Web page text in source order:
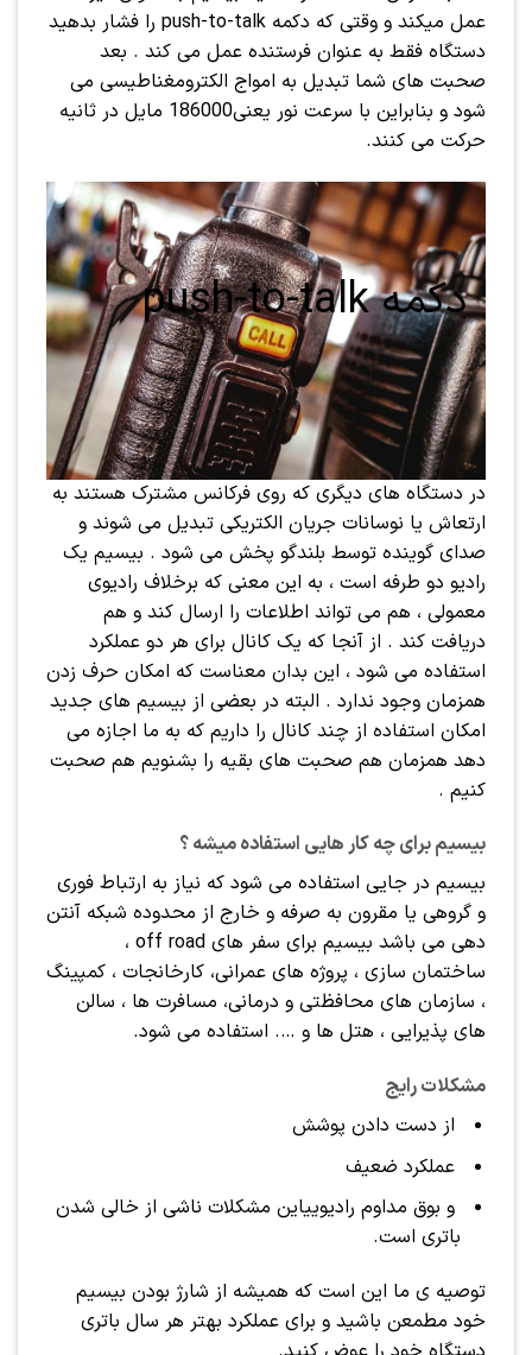
عمل میکند و وقتی که دکمه push-to-talk را فشار بدهید
دستگاه فقط به عنوان فرستنده عمل می کند . بعد
صحبت های شما تبدیل به امواج الکترومغناطیسی می
شود و بنابراین با سرعت نور یعنی186000 مایل در ثانیه
حرکت می کنند.
دکمه push-to-talk
در دستگاه های دیگری که روی فرکانس مشترک هستند به
ارتعاش یا نوسانات جریان الکتریکی تبدیل می شوند و
صدای گوینده توسط بلندگو پخش می شود . بیسیم یک
رادیو دو طرفه است ، به این معنی که برخلاف رادیوی
معمولی ، هم می تواند اطلاعات را ارسال کند و هم
دریافت کند . از آنجا که یک کانال برای هر دو عملکرد
استفاده می شود ، این بدان معناست که امکان حرف زدن
همزمان وجود ندارد . البته در بعضی از بیسیم های جدید
امکان استفاده از چند کانال را داریم که به ما اجازه می
دهد همزمان هم صحبت های بقیه را بشنویم هم صحبت
کنیم .
بیسیم برای چه کار هایی استفاده میشه ؟
بیسیم در جایی استفاده می شود که نیاز به ارتباط فوری
و گروهی یا مقرون به صرفه و خارج از محدوده شبکه آنتن
دهی می باشد بیسیم برای سفر های off road ،
ساختمان سازی ، پروژه های عمرانی، کارخانجات ، کمپینگ
، سازمان های محافظتی و درمانی، مسافرت ها ، سالن
های پذیرایی ، هتل ها و …. استفاده می شود.
مشکلات رایج
از دست دادن پوشش
عملکرد ضعیف
و بوق مداوم رادیوییاین مشکلات ناشی از خالی شدن
باتری است.
توصیه ی ما این است که همیشه از شارژ بودن بیسیم
خود مطمعن باشید و برای عملکرد بهتر هر سال باتری